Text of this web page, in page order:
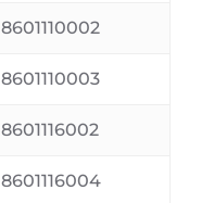
8601110002
8601110003
8601116002
8601116004